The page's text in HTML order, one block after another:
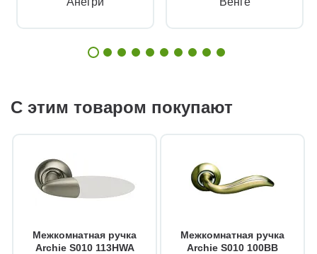
С этим товаром покупают
Межкомнатная ручка
Archie S010 113HWA
Межкомнатная ручка
Archie S010 100BB